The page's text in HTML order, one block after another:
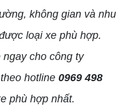
không gian và nhu
loại xe phù hợp.
cho công ty
theo hotline 0969 498
phù hợp nhất.